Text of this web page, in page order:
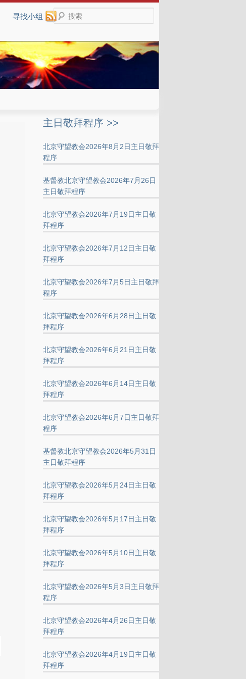
寻找小组 搜索
主日敬拜程序 >>
北京守望教会2026年8月2日主日敬拜
程序
基督教北京守望教会2026年7月26日
主日敬拜程序
北京守望教会2026年7月19日主日敬
拜程序
北京守望教会2026年7月12日主日敬
拜程序
北京守望教会2026年7月5日主日敬拜
程序
北京守望教会2026年6月28日主日敬
拜程序
北京守望教会2026年6月21日主日敬
拜程序
北京守望教会2026年6月14日主日敬
拜程序
北京守望教会2026年6月7日主日敬拜
程序
基督教北京守望教会2026年5月31日
主日敬拜程序
北京守望教会2026年5月24日主日敬
拜程序
北京守望教会2026年5月17日主日敬
拜程序
北京守望教会2026年5月10日主日敬
拜程序
北京守望教会2026年5月3日主日敬拜
程序
北京守望教会2026年4月26日主日敬
拜程序
北京守望教会2026年4月19日主日敬
拜程序